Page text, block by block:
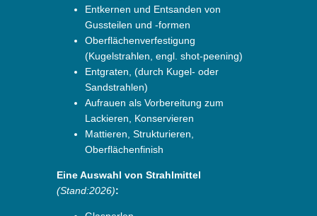
Entkernen und Entsanden von
Gussteilen und -formen
Oberflächenverfestigung
(Kugelstrahlen, engl. shot-peening)
Entgraten, (durch Kugel- oder
Sandstrahlen)
Aufrauen als Vorbereitung zum
Lackieren, Konservieren
Mattieren, Strukturieren,
Oberflächenfinish
Eine Auswahl von Strahlmittel
(Stand:2026):